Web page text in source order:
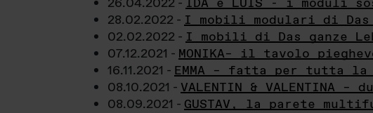
28.02.2022 - I mobili modulari di Das
02.02.2022 - I mobili di Das ganze
07.12.2021 - MONIKA– il tavolo
16.11.2021 - EMMA – fatta per tutta
08.10.2021 - VALENTIN & VALENTINA
08.09.2021 - GUSTAV, la parete